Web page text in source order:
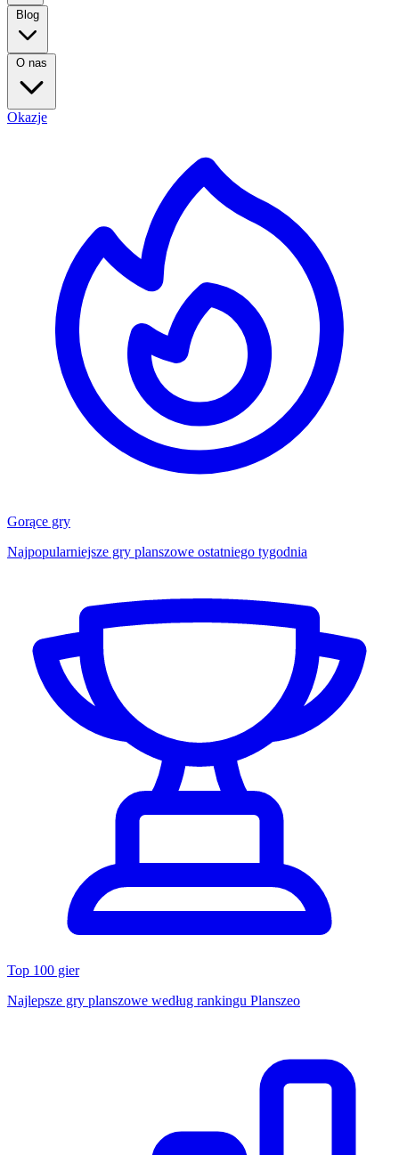
Blog
O nas
Okazje
Gorące gry
Najpopularniejsze gry planszowe ostatniego tygodnia
Top 100 gier
Najlepsze gry planszowe według rankingu Planszeo